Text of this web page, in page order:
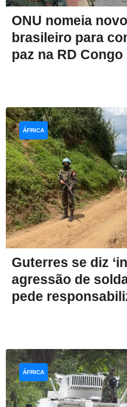
ONU nomeia
brasileiro para
paz na RD Congo
Guterres se diz
agressão de
pede
ÁFRICA
ÁFRICA